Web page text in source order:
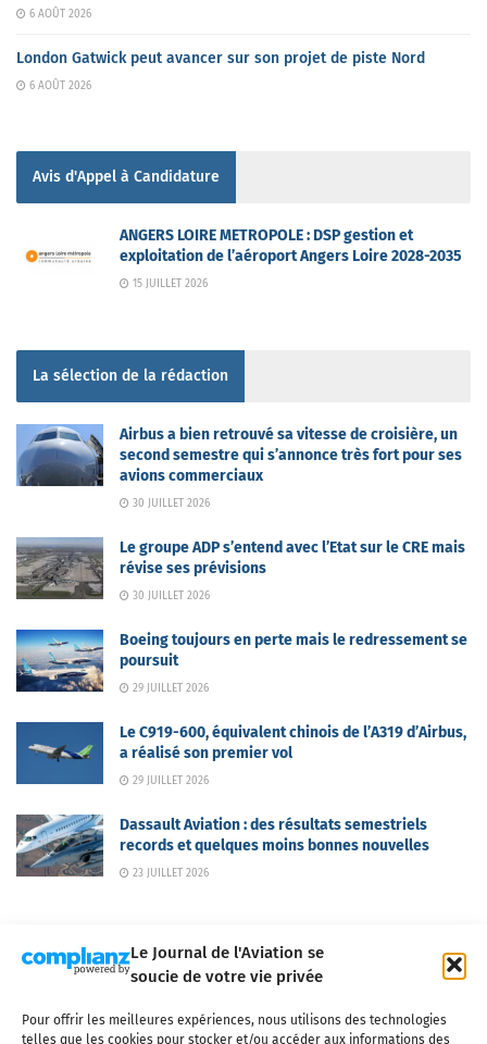
Le Journal de l'Aviation se
soucie de votre vie privée
Pour offrir les meilleures expériences, nous utilisons des technologies
telles que les cookies pour stocker et/ou accéder aux informations des
6 AOÛT 2026
London Gatwick peut avancer sur son projet de piste Nord
6 AOÛT 2026
Avis d'Appel à Candidature
ANGERS LOIRE METROPOLE : DSP gestion et
exploitation de l’aéroport Angers Loire 2028-2035
15 JUILLET 2026
La sélection de la rédaction
Airbus a bien retrouvé sa vitesse de croisière, un
second semestre qui s’annonce très fort pour ses
avions commerciaux
30 JUILLET 2026
Le groupe ADP s’entend avec l’Etat sur le CRE mais
révise ses prévisions
30 JUILLET 2026
Boeing toujours en perte mais le redressement se
poursuit
29 JUILLET 2026
Le C919-600, équivalent chinois de l’A319 d’Airbus,
a réalisé son premier vol
29 JUILLET 2026
Dassault Aviation : des résultats semestriels
records et quelques moins bonnes nouvelles
23 JUILLET 2026
Qui sommes-nous ? Nous contacter
Partenaires